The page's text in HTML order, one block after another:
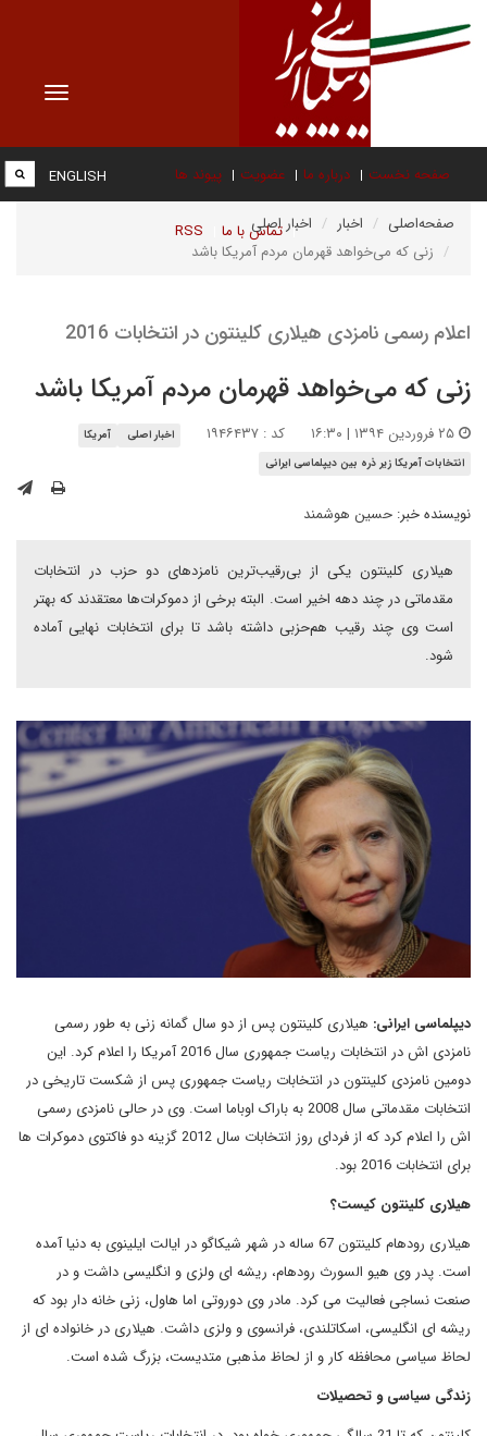
Toggle
صفحه نخست درباره ما عضویت پیوند ها
تماس با ما RSS
ENGLISH
صفحه‌اصلی اخبار
اخبار اصلی
زنی که می‌خواهد قهرمان مردم آمریکا باشد
اعلام رسمی نامزدی هیلاری کلینتون در انتخابات 2016
زنی که می‌خواهد قهرمان مردم آمریکا باشد
کد : ۱۹۴۶۴۳۷ اخبار اصلی
آمریکا
انتخابات آمریکا زیر ذره بین دیپلماسی ایرانی
نویسنده خبر: حسین هوشمند
هیلاری کلینتون یکی از بی‌رقیب‌ترین نامزدهای دو حزب در انتخابات
مقدماتی در چند دهه اخیر است. البته برخی از دموکرات‌ها معتقدند که بهتر
است وی چند رقیب هم‌حزبی داشته باشد تا برای انتخابات نهایی آماده
شود.
دیپلماسی ایرانی: هیلاری کلینتون پس از دو سال گمانه زنی به طور رسمی
نامزدی اش در انتخابات ریاست جمهوری سال 2016 آمریکا را اعلام کرد. این
دومین نامزدی کلینتون در انتخابات ریاست جمهوری پس از شکست تاریخی در
انتخابات مقدماتی سال 2008 به باراک اوباما است. وی در حالی نامزدی رسمی
اش را اعلام کرد که از فردای روز انتخابات سال 2012 گزینه دو فاکتوی دموکرات ها
برای انتخابات 2016 بود.
هیلاری کلینتون کیست؟
هیلاری رودهام کلینتون 67 ساله در شهر شیکاگو در ایالت ایلینوی به دنیا آمده
است. پدر وی هیو السورث رودهام، ریشه ای ولزی و انگلیسی داشت و در
صنعت نساجی فعالیت می کرد. مادر وی دوروتی اما هاول، زنی خانه دار بود که
ریشه ای انگلیسی، اسکاتلندی، فرانسوی و ولزی داشت. هیلاری در خانواده ای از
لحاظ سیاسی محافظه کار و از لحاظ مذهبی متدیست، بزرگ شده است.
زندگی سیاسی و تحصیلات